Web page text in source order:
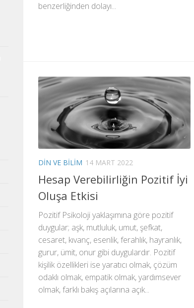
benzerliğinden dolayı...
DIN VE BILIM 14 MART 2022
Hesap Verebilirliğin Pozitif İyi
Oluşa Etkisi
Pozitif Psikoloji yaklaşımına göre pozitif
duygular; aşk, mutluluk, umut, şefkat,
cesaret, kıvanç, esenlik, ferahlık, hayranlık,
gurur, ümit, onur gibi duygulardır. Pozitif
kişilik özellikleri ise yaratıcı olmak, çözüm
odaklı olmak, empatik olmak, yardımsever
olmak, farklı bakış açılarına açık...